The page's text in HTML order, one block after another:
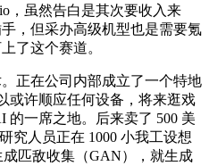
，虽然告白是其次要收入来
，但采办高级机型也是需要氪
了这个赛道。
在公司内部成立了一个特地
或许顺应任何设备，将来逛戏
的一席之地。后来卖了 500 美
究人员正在 1000 小我工设想
匹敌收集（GAN），就生成